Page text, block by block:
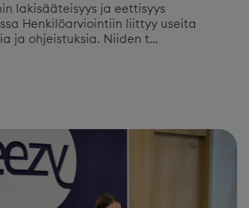
lakisääteisyys ja eettisyys
Henkilöarviointiin liittyy useita
ja ohjeistuksia. Niiden t…